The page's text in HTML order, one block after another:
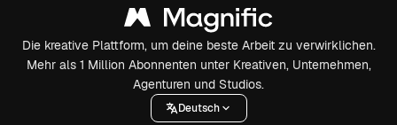
Die kreative Plattform, um deine beste Arbeit zu verwirklichen.
Mehr als 1 Million Abonnenten unter Kreativen, Unternehmen,
Agenturen und Studios.
Deutsch